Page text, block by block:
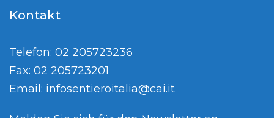
Kontakt
Telefon: 02 205723236
Fax: 02 205723201
Email: infosentieroitalia@cai.it